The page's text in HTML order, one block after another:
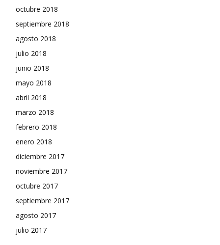
octubre 2018
septiembre 2018
agosto 2018
julio 2018
junio 2018
mayo 2018
abril 2018
marzo 2018
febrero 2018
enero 2018
diciembre 2017
noviembre 2017
octubre 2017
septiembre 2017
agosto 2017
julio 2017